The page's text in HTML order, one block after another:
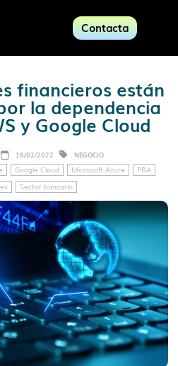
Contacta
financieros están
la dependencia
y Google Cloud
16/02/2022 NEGOCIO
Google Cloud Microsoft Azure
PRA
Sector bancario